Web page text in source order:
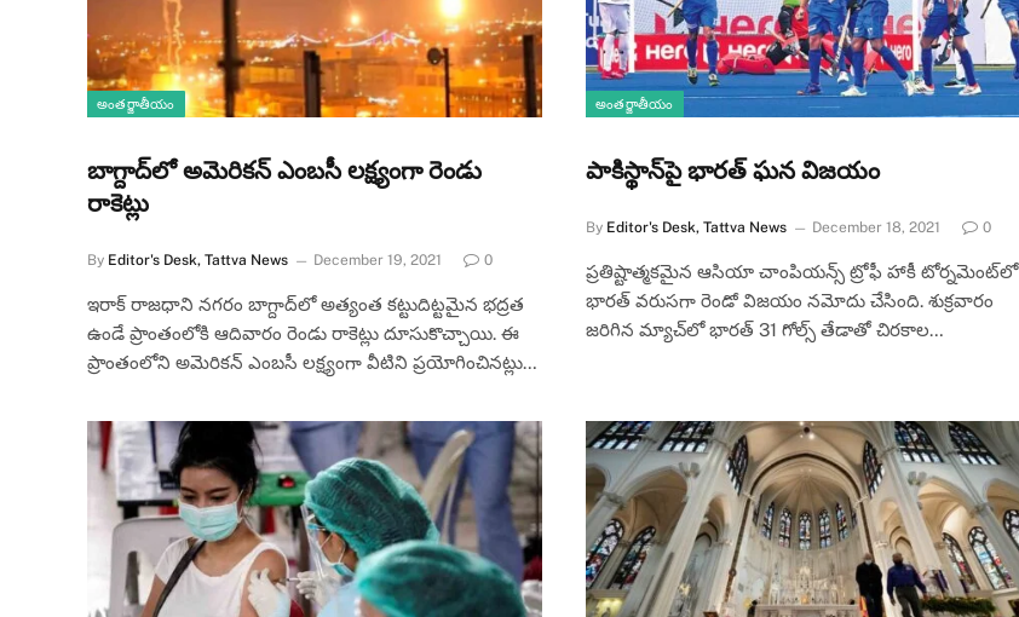
అంతర్జాతీయం
బాగ్దాద్‌లో అమెరికన్ ఎంబసీ లక్ష్యంగా రెండు
రాకెట్లు
By Editor's Desk, Tattva News December 19, 2021 0
ఇరాక్ రాజధాని నగరం బాగ్దాద్‌లో అత్యంత కట్టుదిట్టమైన భద్రత
ఉండే ప్రాంతంలోకి ఆదివారం రెండు రాకెట్లు దూసుకొచ్చాయి. ఈ
ప్రాంతంలోని అమెరికన్ ఎంబసీ లక్ష్యంగా వీటిని ప్రయోగించినట్లు…
అంతర్జాతీయం
పాకిస్థాన్‌పై భారత్ ఘన విజయం
By Editor's Desk, Tattva News December 18, 2021 0
ప్రతిష్టాత్మకమైన ఆసియా చాంపియన్స్ ట్రోఫీ హాకీ టోర్నమెంట్‌లో
భారత్ వరుసగా రెండో విజయం నమోదు చేసింది. శుక్రవారం
జరిగిన మ్యాచ్‌లో భారత్ 31 గోల్స్ తేడాతో చిరకాల…